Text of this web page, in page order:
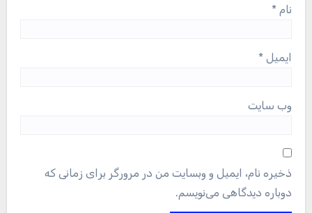
نام *
ایمیل *
وب‌ سایت
ذخیره نام، ایمیل و وبسایت من در مرورگر برای زمانی که
دوباره دیدگاهی می‌نویسم.